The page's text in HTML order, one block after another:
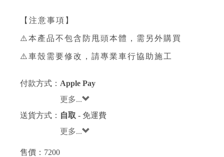
​【注意事項】
⚠️本產品不包含防甩頭本體，需另外購買
⚠️車殼需要修改，請專業車行協助施工
付款方式： Apple Pay
更多...
送貨方式： 自取 - 免運費
更多...
售價： 7200